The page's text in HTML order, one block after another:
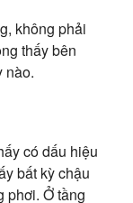
không phải
thấy bên
nào.
có dấu hiệu
bất kỳ chậu
phơi. Ở tầng